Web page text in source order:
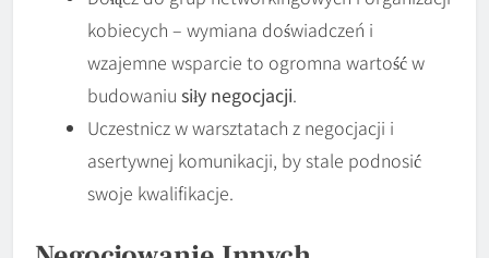
kobiecych – wymiana doświadczeń i
wzajemne wsparcie to ogromna wartość w
budowaniu siły negocjacji.
Uczestnicz w warsztatach z negocjacji i
asertywnej komunikacji, by stale podnosić
swoje kwalifikacje.